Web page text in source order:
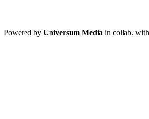
Powered by Universum Media in collab. with